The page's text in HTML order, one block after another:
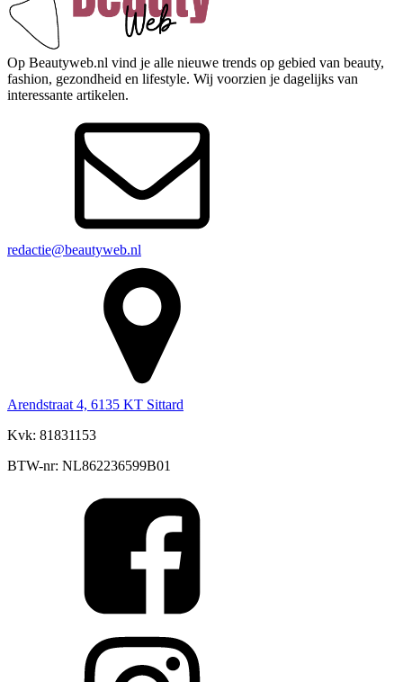
Op Beautyweb.nl vind je alle nieuwe trends op gebied van beauty,
fashion, gezondheid en lifestyle. Wij voorzien je dagelijks van
interessante artikelen.
redactie@beautyweb.nl
Arendstraat 4, 6135 KT Sittard
Kvk: 81831153
BTW-nr: NL862236599B01